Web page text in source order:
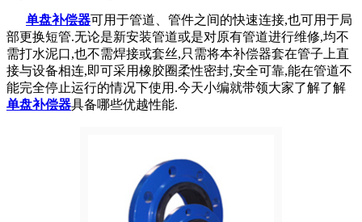
单盘补偿器可用于管道、管件之间的快速连接,也可用于局
部更换短管.无论是新安装管道或是对原有管道进行维修,均不
需打水泥口,也不需焊接或套丝,只需将本补偿器套在管子上直
接与设备相连,即可采用橡胶圈柔性密封,安全可靠,能在管道不
能完全停止运行的情况下使用.今天小编就带领大家了解了解
单盘补偿器具备哪些优越性能.